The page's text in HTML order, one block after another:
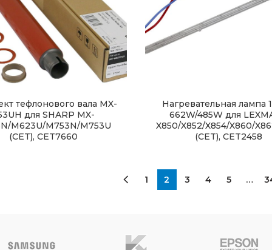
тефлонового вала MX-
для SHARP MX-
M623U/M753N/M753U
(CET), CET7660
Нагревательная лампа
662W/485W для
X850/X852/X854/X860/
(CET), CET2458
1 2 3 4 5 …